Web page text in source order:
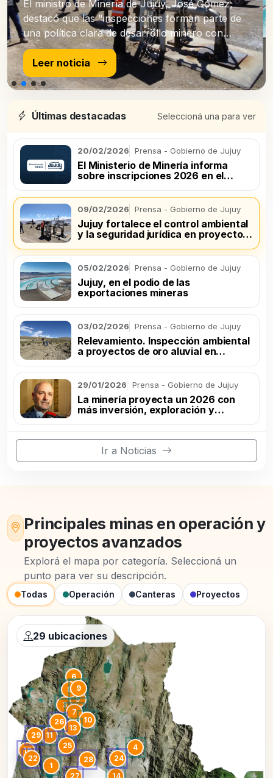
El ministro de Minería de Jujuy, José Gómez,
destacó que las "inspecciones forman parte de
una política clara de desarrollo minero con
control ambiental efectivo".
Leer noticia
Últimas destacadas Seleccioná una para ver
20/02/2026 Prensa - Gobierno de Jujuy
El Ministerio de Minería informa
sobre inscripciones 2026 en el
09/02/2026 Prensa - Gobierno de Jujuy
Jujuy fortalece el control ambiental
y la seguridad jurídica en proyectos
05/02/2026 Prensa - Gobierno de Jujuy
Jujuy, en el podio de las
exportaciones mineras
03/02/2026 Prensa - Gobierno de Jujuy
Relevamiento. Inspección ambiental
a proyectos de oro aluvial en
29/01/2026 Prensa - Gobierno de Jujuy
La minería proyecta un 2026 con
más inversión, exploración y
Ir a Noticias
Principales minas en operación y
proyectos avanzados
Explorá el mapa por categoría. Seleccioná un
punto para ver su descripción.
Todas Operación Canteras Proyectos
1
3
4
5
6
7
8 9
10
11
13
14
19
22 24
25
26
27
28
29
29 ubicaciones